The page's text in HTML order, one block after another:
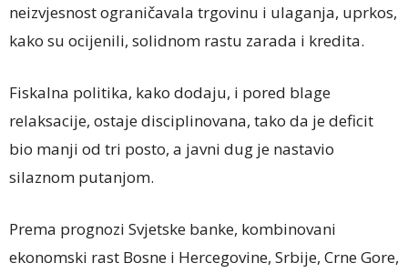
neizvjesnost ograničavala trgovinu i ulaganja, uprkos,
kako su ocijenili, solidnom rastu zarada i kredita.
Fiskalna politika, kako dodaju, i pored blage
relaksacije, ostaje disciplinovana, tako da je deficit
bio manji od tri posto, a javni dug je nastavio
silaznom putanjom.
Prema prognozi Svjetske banke, kombinovani
ekonomski rast Bosne i Hercegovine, Srbije, Crne Gore,